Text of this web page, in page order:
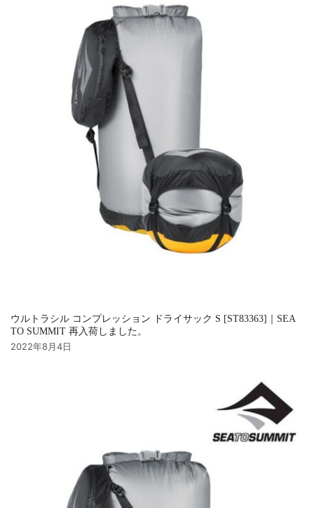
ウルトラシル コンプレッション ドライサック S [ST83363]｜SEA
TO SUMMIT 再入荷しました。
2022年8月4日